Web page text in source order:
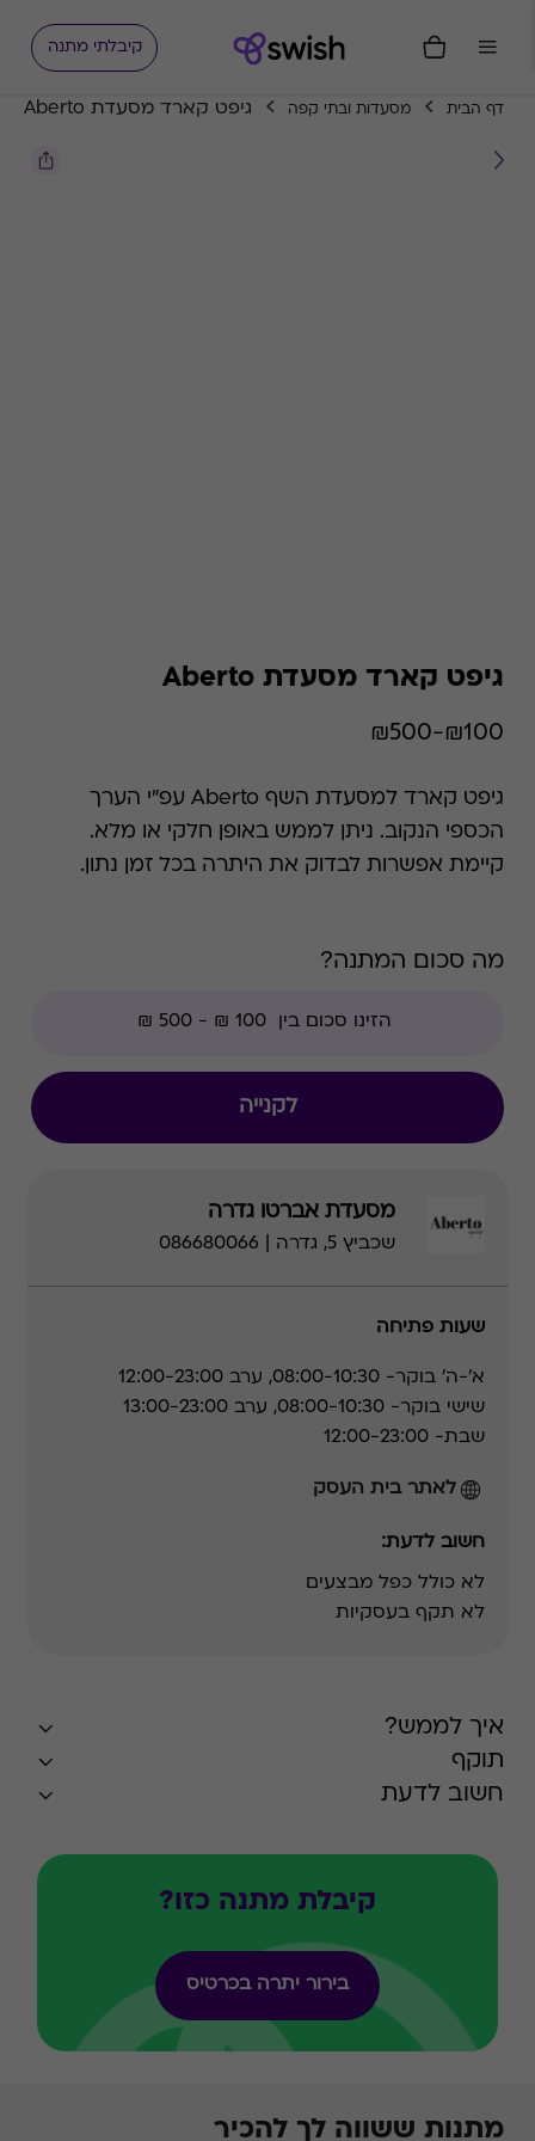
קיבלתי מתנה
דף הבית מסעדות ובתי קפה גיפט קארד מסעדת Aberto
גיפט קארד מסעדת Aberto
₪100-₪500
גיפט קארד למסעדת השף Aberto עפ"י הערך
הכספי הנקוב. ניתן לממש באופן חלקי או מלא.
קיימת אפשרות לבדוק את היתרה בכל זמן נתון.
מה סכום המתנה?
לקנייה
מסעדת אברטו גדרה
שכביץ 5, גדרה | 086680066
שעות פתיחה
א'-ה' בוקר- 08:00-10:30, ערב 12:00-23:00
שישי בוקר- 08:00-10:30, ערב 13:00-23:00
שבת- 12:00-23:00
לאתר בית העסק
חשוב לדעת:
לא כולל כפל מבצעים
לא תקף בעסקיות
איך לממש?
תוקף
חשוב לדעת
קיבלת מתנה כזו?
בירור יתרה בכרטיס
מתנות ששווה לך להכיר